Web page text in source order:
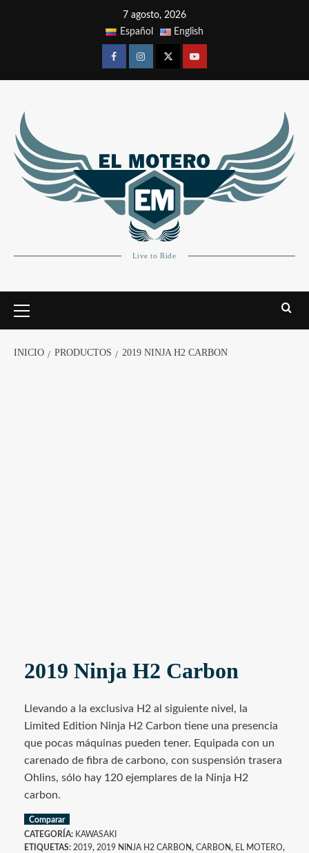
7 agosto, 2026
Español
English
INICIO PRODUCTOS 2019 NINJA H2 CARBON
2019 Ninja H2 Carbon
Llevando a la exclusiva H2 al siguiente nivel, la
Limited Edition Ninja H2 Carbon tiene una presencia
que pocas máquinas pueden tener. Equipada con un
carenado de fibra de carbono, con suspensión trasera
Ohlins, sólo hay 120 ejemplares de la Ninja H2
carbon.
Comparar
CATEGORÍA: KAWASAKI
ETIQUETAS: 2019, 2019 NINJA H2 CARBON, CARBON, EL MOTERO,